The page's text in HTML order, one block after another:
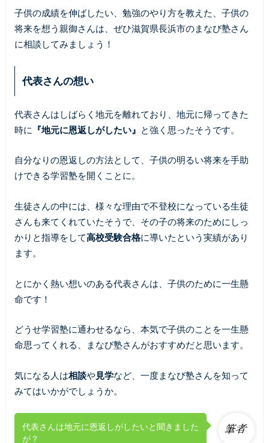
子供の成績を伸ばしたい、勉強のやり方を教えた、子供の
将来を想う親御さんは、ぜひ滋賀県長浜市のまなび塾さん
に相談してみましょう！
代表さんの想い
代表さんはしばらく地元を離れており、地元に帰ってきた
時に 『地元に恩返しがしたい』 と強く思ったそうです。
自分なりの恩返しの方法として、子供の明るい将来を手助
けできる学習塾を開くことに。
生徒さんの中には、様々な理由で不登校になっている生徒
さんも来てくれていたそうで、その子の将来のためにしっ
かりと指導をして高校受験合格に導いたという実績があり
ます。
とにかく熱い想いのある代表さんは、子供のために一生懸
命です！
どうせ学習塾に通わせるなら、本気で子供のことを一生懸
命思ってくれる、まなび塾さんがおすすめだと思います。
気になる人は相談や見学など、一度まなび塾さんを知って
みてはいかがでしょうか。
代表さんは地元に恩返しがしたいと聞きました
が？